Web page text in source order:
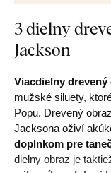
3 dielny
Jackson
Viacdielny
mužské siluety,
Popu. Drevený
Jacksona oživí
doplnkom pre
dielny obraz je